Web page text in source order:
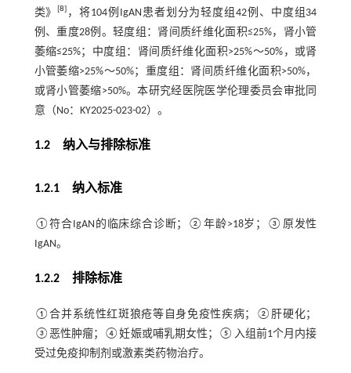
类》[8] ，将104例IgAN患者划分为轻度组42例、中度组34
例、重度28例。轻度组：肾间质纤维化面积≤25%，肾小管
萎缩≤25%；中度组：肾间质纤维化面积>25%～50%，或肾
小管萎缩>25%～50%；重度组：肾间质纤维化面积>50%，
或肾小管萎缩>50%。本研究经医院医学伦理委员会审批同
意（No：KY2025-023-02）。
1.2 纳入与排除标准
1.2.1 纳入标准
①符合IgAN的临床综合诊断；②年龄>18岁；③原发性
IgAN。
1.2.2 排除标准
①合并系统性红斑狼疮等自身免疫性疾病；②肝硬化；
③恶性肿瘤；④妊娠或哺乳期女性；⑤入组前1个月内接
受过免疫抑制剂或激素类药物治疗。